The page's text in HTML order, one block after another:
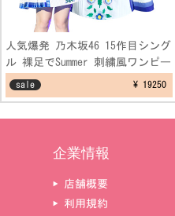
人気爆発 乃木坂46 15作目シング
ル 裸足でSummer 刺繍風ワンピー
スコスプレ衣装
sale ¥ 19250
企業情報
▶ 店舗概要
▶ 利用規約